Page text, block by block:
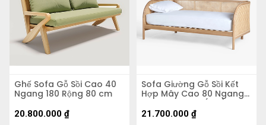
Ghế Sofa Gỗ Sồi Cao 40
Ngang 180 Rộng 80 cm
20.800.000 ₫
Sofa Giường Gỗ Sồi Kết
Hợp Mây Cao 80 Ngang
200 Rộng 98,5 (cm)
21.700.000 ₫